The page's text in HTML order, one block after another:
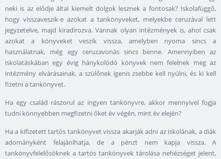
neki is az elődje által kiemelt dolgok lesznek a fontosak? Iskolafüggő,
hogy visszaveszik-e azokat a tankönyveket, melyekbe ceruzával lett
jegyzetelve, majd kiradírozva. Vannak olyan intézmények is, ahol csak
azokat a könyveket veszik vissza, amelyben nyoma sincs a
használatnak, még egy ceruzavonás sincs benne. Amennyiben az
iskolatáskában egy évig hánykolódó könyvek nem felelnek meg az
intézmény elvárásainak, a szülőnek igenis zsebbe kell nyúlni, és ki kell
fizetni a tankönyvet.
Ha egy család rászorul az ingyen tankönyvre, akkor mennyivel fogja
tudni könnyebben megfizetni őket év végén, mint év elején?
Ha a kifizetett tartós tankönyvet vissza akarják adni az iskolának, a diák
adományként felajánlhatja, de a pénzt nem kapja vissza. A
tankönyvfelelősöknek a tartós tankönyvek tárolása nehézséget jelent,